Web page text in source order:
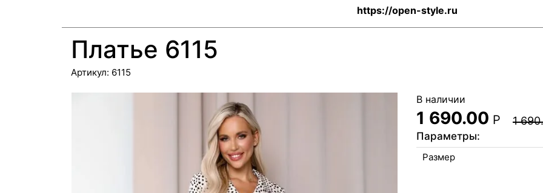
https://open-style.ru
Платье 6115
Артикул: 6115
В наличии
1 690.00 Р 1
Параметры:
Размер